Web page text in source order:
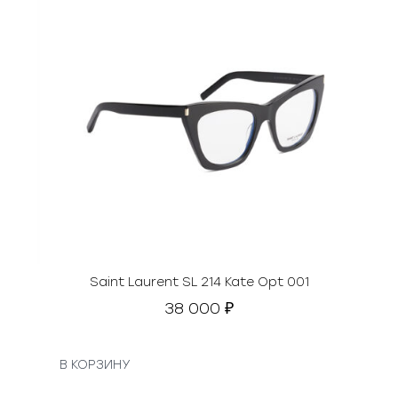
Saint Laurent SL 214 Kate Opt 001
38 000 ₽
В КОРЗИНУ